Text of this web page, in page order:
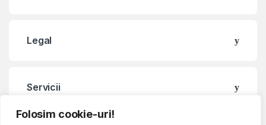
Folosim cookie-uri!
Legal
Servicii